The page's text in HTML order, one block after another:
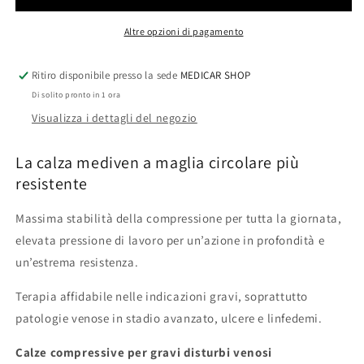
aperta
aperta
Altre opzioni di pagamento
Ritiro disponibile presso la sede MEDICAR SHOP
Di solito pronto in 1 ora
Visualizza i dettagli del negozio
La calza mediven a maglia circolare più
resistente
Massima stabilità della compressione per tutta la giornata,
elevata pressione di lavoro per un’azione in profondità e
un’estrema resistenza.
Terapia affidabile nelle indicazioni gravi, soprattutto
patologie venose in stadio avanzato, ulcere e linfedemi.
Calze compressive per gravi disturbi venosi